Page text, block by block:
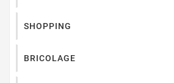
SHOPPING
BRICOLAGE